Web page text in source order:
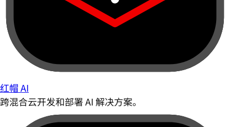
红帽 AI
跨混合云开发和部署 AI 解决方案。